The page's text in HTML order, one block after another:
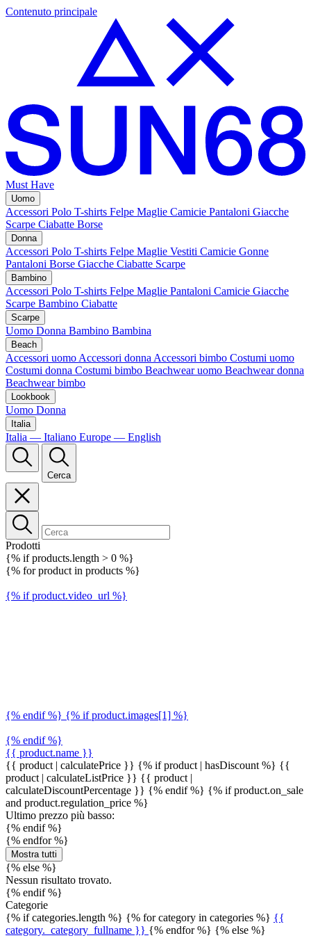
Contenuto principale
Must Have
Uomo
Accessori Polo T-shirts Felpe Maglie Camicie Pantaloni Giacche
Scarpe Ciabatte Borse
Donna
Accessori Polo T-shirts Felpe Maglie Vestiti Camicie Gonne
Pantaloni Borse Giacche Ciabatte Scarpe
Bambino
Accessori Polo T-shirts Felpe Maglie Pantaloni Camicie Giacche
Scarpe Bambino Ciabatte
Scarpe
Uomo Donna Bambino Bambina
Beach
Accessori uomo Accessori donna Accessori bimbo Costumi uomo
Costumi donna Costumi bimbo Beachwear uomo Beachwear donna
Beachwear bimbo
Lookbook
Uomo Donna
Italia
Italia — Italiano Europe — English
Cerca
Prodotti
{% if products.length > 0 %}
{% for product in products %}
{% if product.video_url %}
{% endif %} {% if product.images[1] %}
{% endif %}
{{ product.name }}
{{ product | calculatePrice }} {% if product | hasDiscount %} {{
product | calculateListPrice }} {{ product |
calculateDiscountPercentage }} {% endif %} {% if product.on_sale
and product.regulation_price %}
Ultimo prezzo più basso:
{% endif %}
{% endfor %}
Mostra tutti
{% else %}
Nessun risultato trovato.
{% endif %}
Categorie
{% if categories.length %} {% for category in categories %} {{
category._category_fullname }} {% endfor %} {% else %}